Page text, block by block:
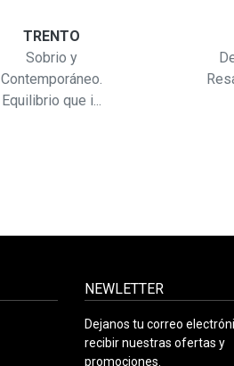
TRENTO
Sobrio y
Contemporáneo.
Equilibrio que i...
NEWLETTER
Dejanos tu correo
recibir nuestras ofertas y
promociones.